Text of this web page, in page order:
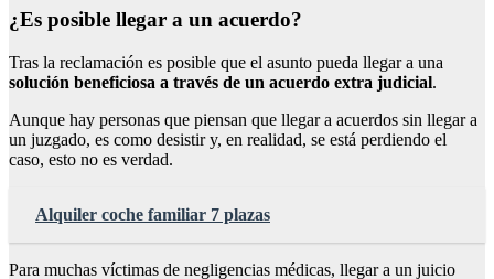
¿Es posible llegar a un acuerdo?
Tras la reclamación es posible que el asunto pueda llegar a una
solución beneficiosa a través de un acuerdo extra judicial.
Aunque hay personas que piensan que llegar a acuerdos sin llegar a
un juzgado, es como desistir y, en realidad, se está perdiendo el
caso, esto no es verdad.
Alquiler coche familiar 7 plazas
Para muchas víctimas de negligencias médicas, llegar a un juicio